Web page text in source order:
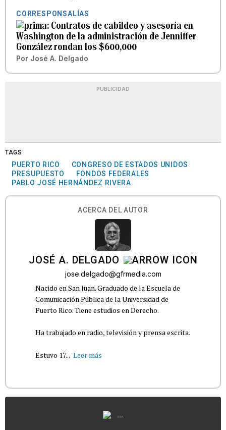
CORRESPONSALÍAS
Contratos de cabildeo y asesoría en
Washington de la administración de Jenniffer
González rondan los $600,000
Por José A. Delgado
PUBLICIDAD
TAGS
PUERTO RICO
CONGRESO DE ESTADOS UNIDOS
PRESUPUESTO
FONDOS FEDERALES
PABLO JOSÉ HERNÁNDEZ RIVERA
ACERCA DEL AUTOR
JOSÉ A. DELGADO
jose.delgado@gfrmedia.com
Nacido en San Juan. Graduado de la Escuela de
Comunicación Pública de la Universidad de
Puerto Rico. Tiene estudios en Derecho.
Ha trabajado en radio, televisión y prensa escrita.
Estuvo 17... Leer más
...